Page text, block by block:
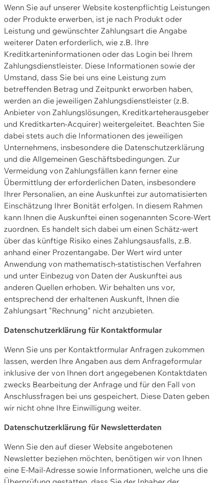
Wenn Sie auf unserer Website kostenpflichtig Leistungen
oder Produkte erwerben, ist je nach Produkt oder
Leistung und gewünschter Zahlungsart die Angabe
weiterer Daten erforderlich, wie z.B. Ihre
Kreditkarteninformationen oder das Login bei Ihrem
Zahlungsdienstleister. Diese Informationen sowie der
Umstand, dass Sie bei uns eine Leistung zum
betreffenden Betrag und Zeitpunkt erworben haben,
werden an die jeweiligen Zahlungsdienstleister (z.B.
Anbieter von Zahlungslösungen, Kreditkarteherausgeber
und Kreditkarten-Acquirer) weitergeleitet. Beachten Sie
dabei stets auch die Informationen des jeweiligen
Unternehmens, insbesondere die Datenschutzerklärung
und die Allgemeinen Geschäftsbedingungen. Zur
Vermeidung von Zahlungsfällen kann ferner eine
Übermittlung der erforderlichen Daten, insbesondere
Ihrer Personalien, an eine Auskunftei zur automatisierten
Einschätzung Ihrer Bonität erfolgen. In diesem Rahmen
kann Ihnen die Auskunftei einen sogenannten Score-Wert
zuordnen. Es handelt sich dabei um einen Schätz-wert
über das künftige Risiko eines Zahlungsausfalls, z.B.
anhand einer Prozentangabe. Der Wert wird unter
Anwendung von mathematisch-statistischen Verfahren
und unter Einbezug von Daten der Auskunftei aus
anderen Quellen erhoben. Wir behalten uns vor,
entsprechend der erhaltenen Auskunft, Ihnen die
Zahlungsart "Rechnung" nicht anzubieten.
Datenschutzerklärung für Kontaktformular
Wenn Sie uns per Kontaktformular Anfragen zukommen
lassen, werden Ihre Angaben aus dem Anfrageformular
inklusive der von Ihnen dort angegebenen Kontaktdaten
zwecks Bearbeitung der Anfrage und für den Fall von
Anschlussfragen bei uns gespeichert. Diese Daten geben
wir nicht ohne Ihre Einwilligung weiter.
Datenschutzerklärung für Newsletterdaten
Wenn Sie den auf dieser Website angebotenen
Newsletter beziehen möchten, benötigen wir von Ihnen
eine E-Mail-Adresse sowie Informationen, welche uns die